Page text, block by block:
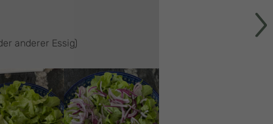
anderer Essig)